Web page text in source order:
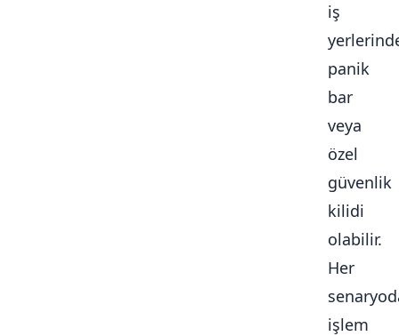
iş
panik
bar
veya
özel
güvenlik
kilidi
olabilir.
Her
işlem